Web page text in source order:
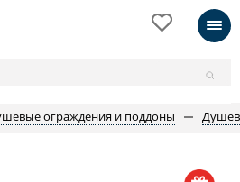
ограждения и поддоны